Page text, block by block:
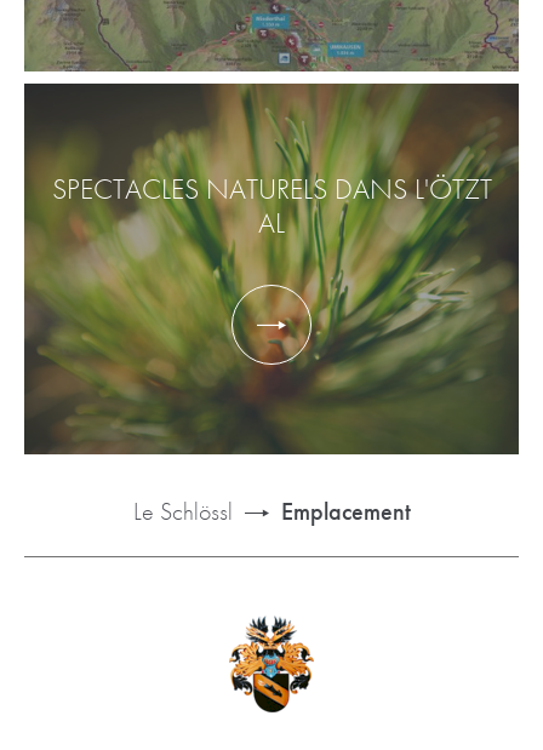
SPECTACLES NATURELS DANS L'ÖTZT
AL
Le Schlössl Emplacement